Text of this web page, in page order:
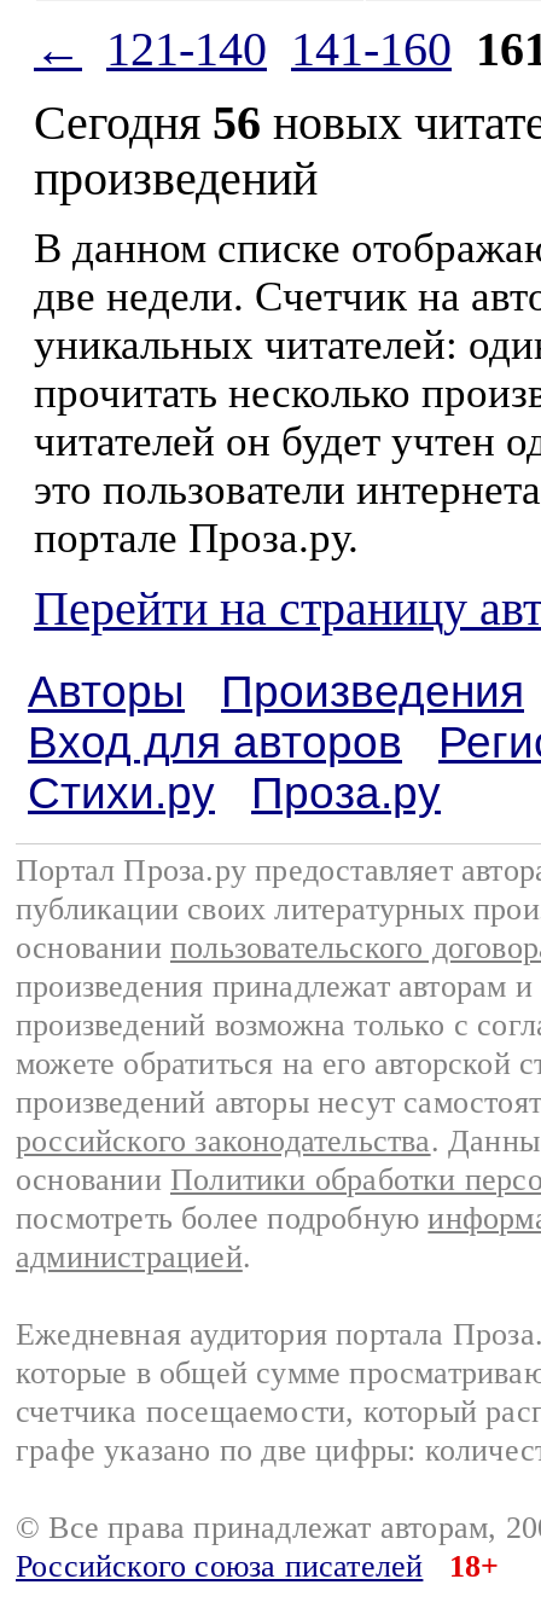
← 121-140 141-160
Сегодня 56 новых
произведений
В данном списке
две недели. Счетчик на
уникальных читателей:
прочитать несколько
читателей он будет учтен
это пользователи
портале Проза.ру.
Перейти на страницу
Авторы
Произведения
Вход для авторов
Стихи.ру
Проза.ру
Портал Проза.ру предоставляет
публикации своих литературных
основании пользовательского
произведения принадлежат авторам
произведений возможна только с
можете обратиться на его авторской
произведений авторы несут
российского законодательства.
основании Политики обработки
посмотреть более подробную
администрацией.
Ежедневная аудитория портала
которые в общей сумме
счетчика посещаемости, который
графе указано по две цифры:
© Все права принадлежат авторам,
Российского союза писателей
18+